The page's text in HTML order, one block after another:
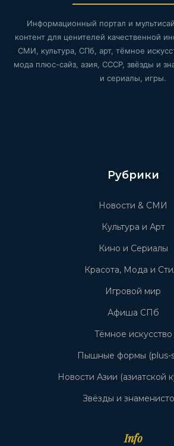
Информационный портал и
контент для ценителей качественной
СМИ, культура, СПб, арт, тёмное
мода плюс-сайз, азия, СССР, звёзды и
и сериалы, игры.
Рубрики
Новости & СМИ
Культура и Арт
Кино и Сериалы
Красота, Мода и
Игровой мир
Афиша СПб
Тёмное искусство
Пышные формы (plus-
Новости Азии (азиатской
Звёзды и
Info